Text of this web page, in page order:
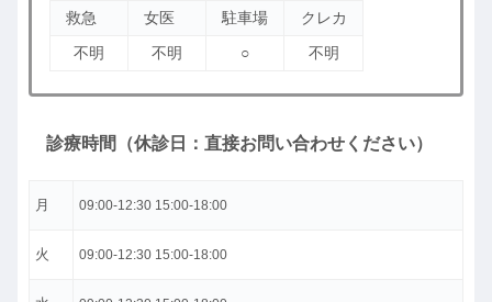
救急 女医 駐車場
クレカ
不明
不明 ○ 不明
診療時間（休診日：直接お問い合わせください）
月 09:00-12:30 15:00-18:00
火 09:00-12:30 15:00-18:00